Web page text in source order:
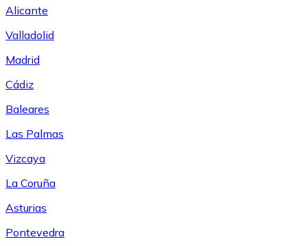
Alicante
Valladolid
Madrid
Cádiz
Baleares
Las Palmas
Vizcaya
La Coruña
Asturias
Pontevedra